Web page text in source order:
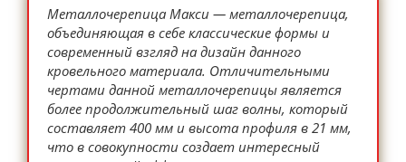
Металлочерепица Макси — металлочерепица,
объединяющая в себе классические формы и
современный взгляд на дизайн данного
кровельного материала. Отличительными
чертами данной металлочерепицы является
более продолжительный шаг волны, который
составляет 400 мм и высота профиля в 21 мм,
что в совокупности создает интересный